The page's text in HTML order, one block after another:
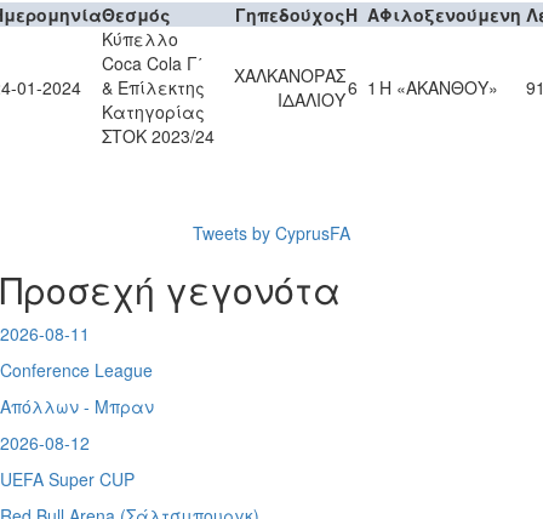
Θεσμός ΓηπεδούχοςH AΦιλοξενούμενη
01-2024
Κύπελλο
Coca Cola Γ΄
& Επίλεκτης
Κατηγορίας
ΣΤΟΚ 2023/24
ΧΑΛΚΑΝΟΡΑΣ
ΙΔΑΛΙΟΥ6 1 Η «ΑΚΑΝΘΟΥ»
Tweets by CyprusFA
Προσεχή γεγονότα
2026-08-11
Conference League
Απόλλων - Μπραν
2026-08-12
UEFA Super CUP